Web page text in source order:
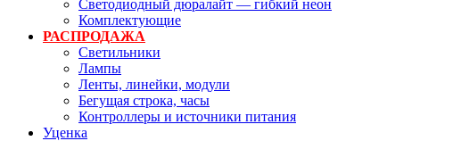
Светодиодный дюралайт — гибкий неон
Комплектующие
РАСПРОДАЖА
Светильники
Лампы
Ленты, линейки, модули
Бегущая строка, часы
Контроллеры и источники питания
Уценка